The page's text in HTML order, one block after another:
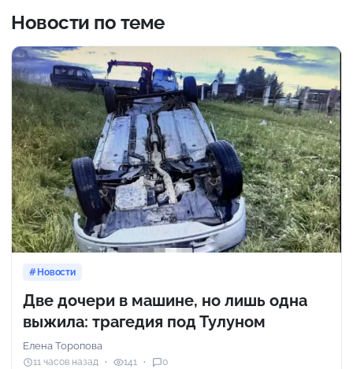
Новости по теме
Новости
Две дочери в машине, но лишь одна
выжила: трагедия под Тулуном
Елена Торопова
11 часов назад 141 0